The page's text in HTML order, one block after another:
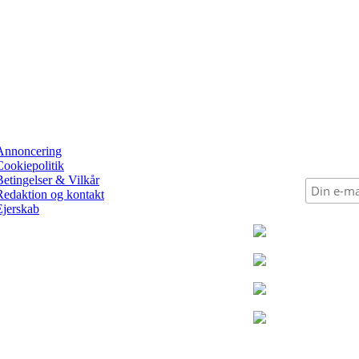
& Vilkår
og kontakt